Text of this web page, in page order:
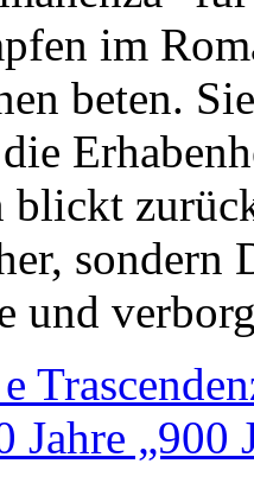
im
beten.
sondern
und
Jahre „900